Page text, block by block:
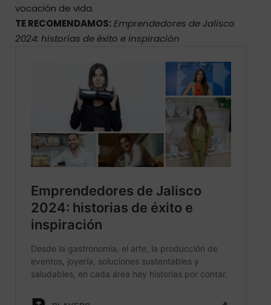
vocación de vida.
TE RECOMENDAMOS:Emprendedores de Jalisco
2024: historias de éxito e inspiración